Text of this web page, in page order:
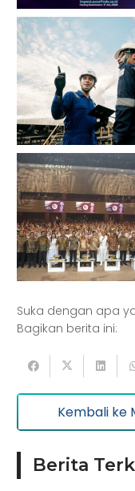
Suka dengan apa
Bagikan berita ini:
Kembali ke
Berita
Artikel
Kesehatan
Pemerintahan
Informasi dan
Pariwisata
Manufaktur